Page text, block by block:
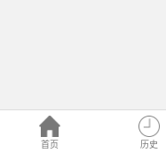
首页 历史